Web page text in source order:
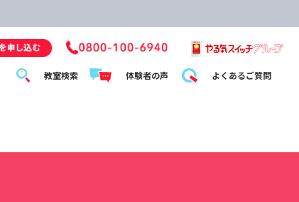
教室検索 体験者の声 よくあるご質問